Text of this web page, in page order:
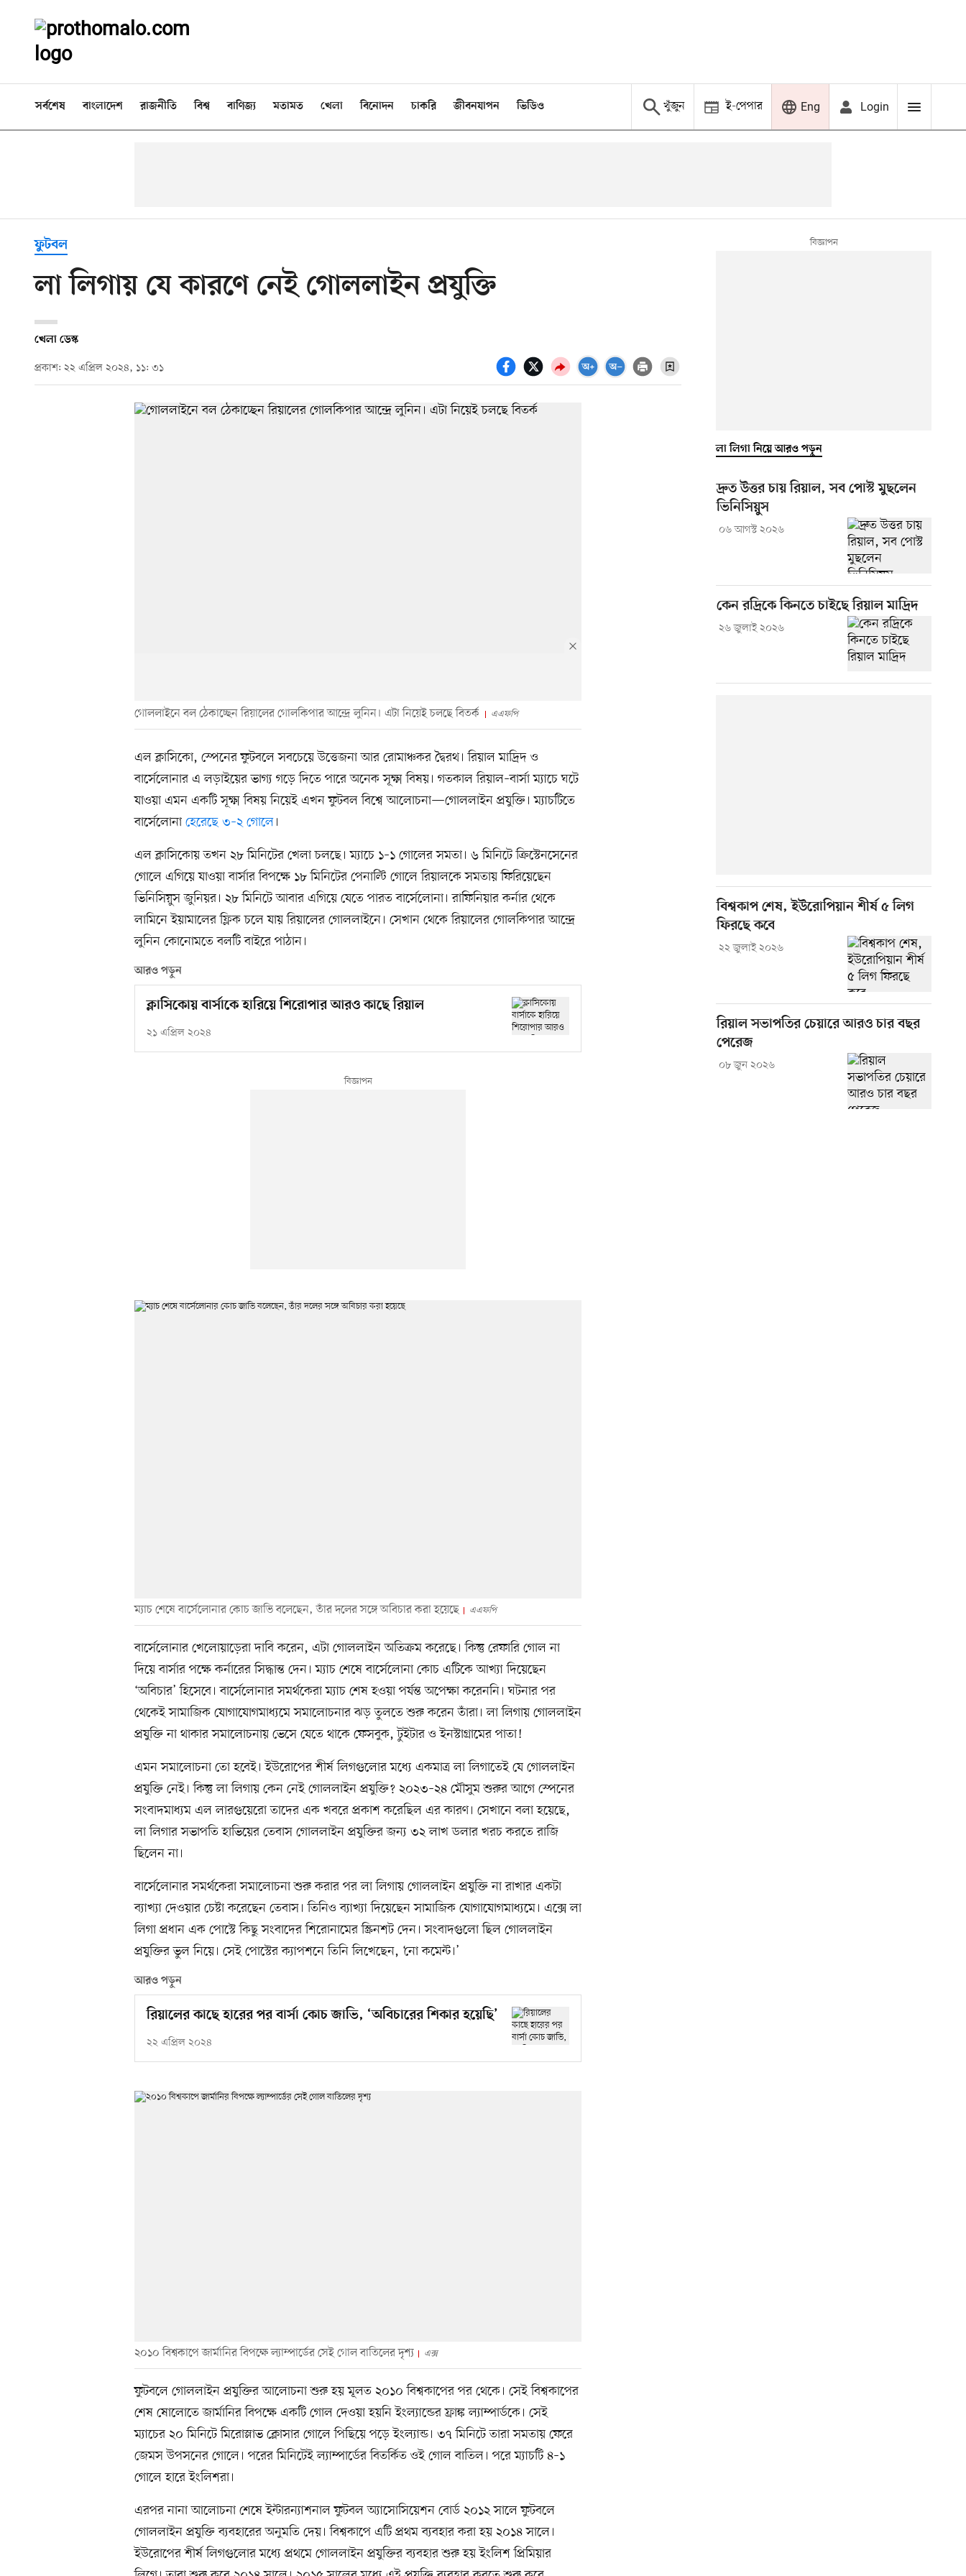
সর্বশেষ বাংলাদেশ রাজনীতি বিশ্ব বাণিজ্য মতামত খেলা বিনোদন চাকরি জীবনযাপন ভিডিও খুঁজুন ই-পেপার Eng Login
ফুটবল
লা লিগায় যে কারণে নেই গোললাইন প্রযুক্তি
খেলা ডেস্ক
প্রকাশ: ২২ এপ্রিল ২০২৪, ১১: ৩১
গোললাইনে বল ঠেকাচ্ছেন রিয়ালের গোলকিপার আন্দ্রে লুনিন। এটা নিয়েই চলছে বিতর্ক এএফপি
এল ক্লাসিকো, স্পেনের ফুটবলে সবচেয়ে উত্তেজনা আর রোমাঞ্চকর দ্বৈরথ। রিয়াল মাদ্রিদ ও
বার্সেলোনার এ লড়াইয়ের ভাগ্য গড়ে দিতে পারে অনেক সূক্ষ্ম বিষয়। গতকাল রিয়াল–বার্সা ম্যাচে ঘটে
যাওয়া এমন একটি সূক্ষ্ম বিষয় নিয়েই এখন ফুটবল বিশ্বে আলোচনা—গোললাইন প্রযুক্তি। ম্যাচটিতে
বার্সেলোনা হেরেছে ৩–২ গোলে।
এল ক্লাসিকোয় তখন ২৮ মিনিটের খেলা চলছে। ম্যাচে ১–১ গোলের সমতা। ৬ মিনিটে ক্রিস্টেনসেনের
গোলে এগিয়ে যাওয়া বার্সার বিপক্ষে ১৮ মিনিটের পেনাল্টি গোলে রিয়ালকে সমতায় ফিরিয়েছেন
ভিনিসিয়ুস জুনিয়র। ২৮ মিনিটে আবার এগিয়ে যেতে পারত বার্সেলোনা। রাফিনিয়ার কর্নার থেকে
লামিনে ইয়ামালের ফ্লিক চলে যায় রিয়ালের গোললাইনে। সেখান থেকে রিয়ালের গোলকিপার আন্দ্রে
লুনিন কোনোমতে বলটি বাইরে পাঠান।
আরও পড়ুন
ক্লাসিকোয় বার্সাকে হারিয়ে শিরোপার আরও কাছে রিয়াল
২১ এপ্রিল ২০২৪
ম্যাচ শেষে বার্সেলোনার কোচ জাভি বলেছেন, তাঁর দলের সঙ্গে অবিচার করা হয়েছে এএফপি
বার্সেলোনার খেলোয়াড়েরা দাবি করেন, এটা গোললাইন অতিক্রম করেছে। কিন্তু রেফারি গোল না
দিয়ে বার্সার পক্ষে কর্নারের সিদ্ধান্ত দেন। ম্যাচ শেষে বার্সেলোনা কোচ এটিকে আখ্যা দিয়েছেন
‘অবিচার’ হিসেবে। বার্সেলোনার সমর্থকেরা ম্যাচ শেষ হওয়া পর্যন্ত অপেক্ষা করেননি। ঘটনার পর
থেকেই সামাজিক যোগাযোগমাধ্যমে সমালোচনার ঝড় তুলতে শুরু করেন তাঁরা। লা লিগায় গোললাইন
প্রযুক্তি না থাকার সমালোচনায় ভেসে যেতে থাকে ফেসবুক, টুইটার ও ইনস্টাগ্রামের পাতা!
এমন সমালোচনা তো হবেই। ইউরোপের শীর্ষ লিগগুলোর মধ্যে একমাত্র লা লিগাতেই যে গোললাইন
প্রযুক্তি নেই। কিন্তু লা লিগায় কেন নেই গোললাইন প্রযুক্তি? ২০২৩–২৪ মৌসুম শুরুর আগে স্পেনের
সংবাদমাধ্যম এল লারগুয়েরো তাদের এক খবরে প্রকাশ করেছিল এর কারণ। সেখানে বলা হয়েছে,
লা লিগার সভাপতি হাভিয়ের তেবাস গোললাইন প্রযুক্তির জন্য ৩২ লাখ ডলার খরচ করতে রাজি
ছিলেন না।
বার্সেলোনার সমর্থকেরা সমালোচনা শুরু করার পর লা লিগায় গোললাইন প্রযুক্তি না রাখার একটা
ব্যাখ্যা দেওয়ার চেষ্টা করেছেন তেবাস। তিনিও ব্যাখ্যা দিয়েছেন সামাজিক যোগাযোগমাধ্যমে। এক্সে লা
লিগা প্রধান এক পোস্টে কিছু সংবাদের শিরোনামের স্ক্রিনশট দেন। সংবাদগুলো ছিল গোললাইন
প্রযুক্তির ভুল নিয়ে। সেই পোস্টের ক্যাপশনে তিনি লিখেছেন, ‘নো কমেন্ট।’
আরও পড়ুন
রিয়ালের কাছে হারের পর বার্সা কোচ জাভি, ‘অবিচারের শিকার হয়েছি’
২২ এপ্রিল ২০২৪
২০১০ বিশ্বকাপে জার্মানির বিপক্ষে ল্যাম্পার্ডের সেই গোল বাতিলের দৃশ্য এক্স
ফুটবলে গোললাইন প্রযুক্তির আলোচনা শুরু হয় মূলত ২০১০ বিশ্বকাপের পর থেকে। সেই বিশ্বকাপের
শেষ ষোলোতে জার্মানির বিপক্ষে একটি গোল দেওয়া হয়নি ইংল্যান্ডের ফ্রাঙ্ক ল্যাম্পার্ডকে। সেই
ম্যাচের ২০ মিনিটে মিরোস্লাভ ক্লোসার গোলে পিছিয়ে পড়ে ইংল্যান্ড। ৩৭ মিনিটে তারা সমতায় ফেরে
জেমস উপসনের গোলে। পরের মিনিটেই ল্যাম্পার্ডের বিতর্কিত ওই গোল বাতিল। পরে ম্যাচটি ৪–১
গোলে হারে ইংলিশরা।
এরপর নানা আলোচনা শেষে ইন্টারন্যাশনাল ফুটবল অ্যাসোসিয়েশন বোর্ড ২০১২ সালে ফুটবলে
গোললাইন প্রযুক্তি ব্যবহারের অনুমতি দেয়। বিশ্বকাপে এটি প্রথম ব্যবহার করা হয় ২০১৪ সালে।
ইউরোপের শীর্ষ লিগগুলোর মধ্যে প্রথমে গোললাইন প্রযুক্তির ব্যবহার শুরু হয় ইংলিশ প্রিমিয়ার
লা লিগা নিয়ে আরও পড়ুন
দ্রুত উত্তর চায় রিয়াল, সব পোস্ট মুছলেন
ভিনিসিয়ুস
০৬ আগস্ট ২০২৬
কেন রদ্রিকে কিনতে চাইছে রিয়াল মাদ্রিদ
২৬ জুলাই ২০২৬
বিশ্বকাপ শেষ, ইউরোপিয়ান শীর্ষ ৫ লিগ
ফিরছে কবে
২২ জুলাই ২০২৬
রিয়াল সভাপতির চেয়ারে আরও চার বছর
পেরেজ
০৮ জুন ২০২৬